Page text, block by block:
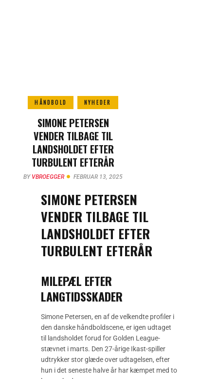
HÅNDBOLD NYHEDER
SIMONE PETERSEN
VENDER TILBAGE TIL
LANDSHOLDET EFTER
TURBULENT EFTERÅR
BY VBROEGGER FEBRUAR 13, 2025
SIMONE PETERSEN
VENDER TILBAGE TIL
LANDSHOLDET EFTER
TURBULENT EFTERÅR
MILEPÆL EFTER
LANGTIDSSKADER
Simone Petersen, en af de velkendte profiler i
den danske håndboldscene, er igen udtaget
til landsholdet forud for Golden League-
stævnet i marts. Den 27-årige Ikast-spiller
udtrykker stor glæde over udtagelsen, efter
hun i det seneste halve år har kæmpet med to